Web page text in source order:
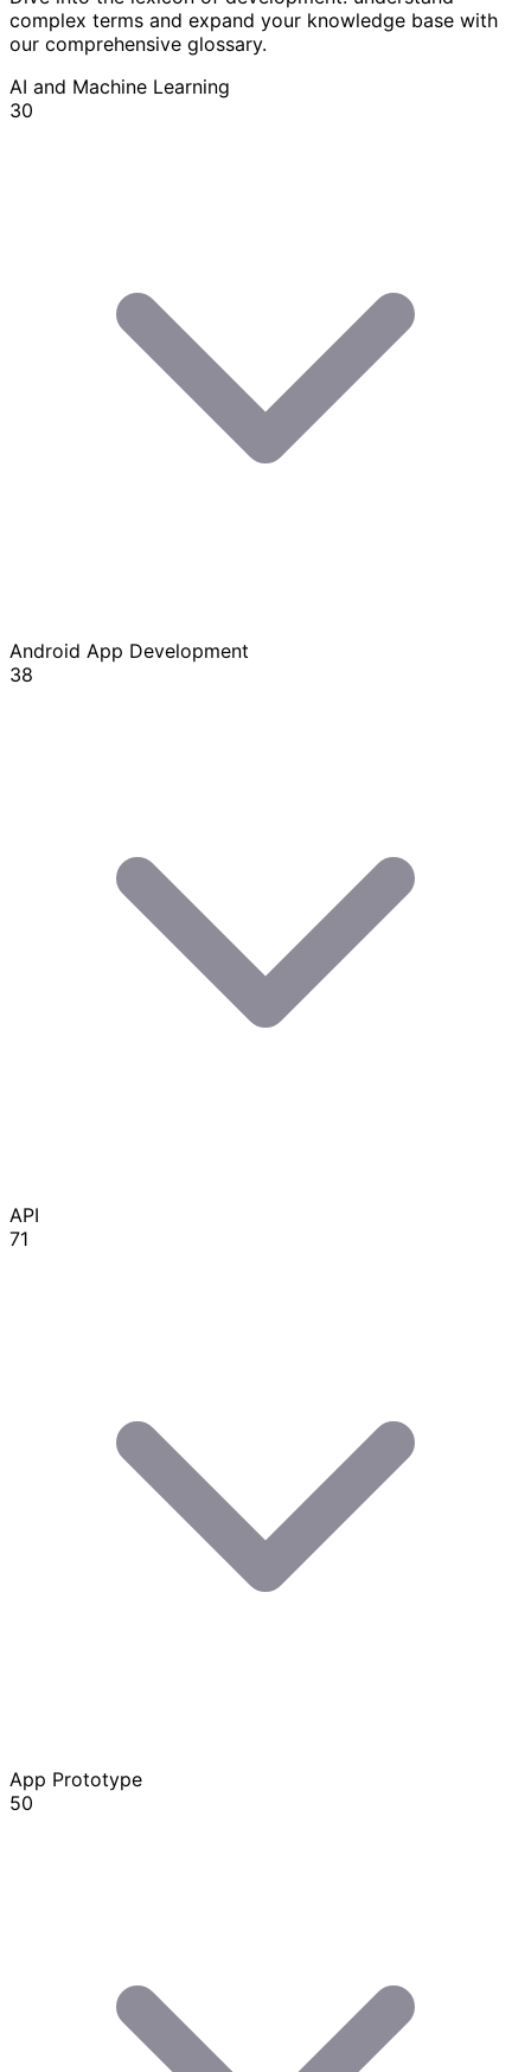
complex terms and expand your knowledge base with
our comprehensive glossary.
AI and Machine Learning
30
Android App Development
38
API
71
App Prototype
50